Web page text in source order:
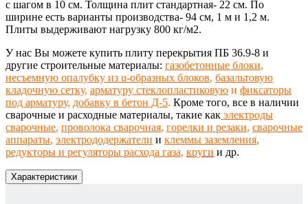
с шагом в 10 см. Толщина плит стандартная- 22 см. По
ширине есть варианты производства- 94 см, 1 м и 1,2 м.
Плиты выдерживают нагрузку 800 кг/м2.
У нас Вы можете купить плиту перекрытия ПБ 36.9-8 и
другие строительные материалы: газобетонные блоки,
несъемную опалубку из u-образных блоков, базальтовую
кладочную сетку, арматуру стеклопластиковую и фиксаторы
под арматуру, добавку в бетон Д-5. Кроме того, все в наличии
сварочные и расходные материалы, такие как электроды
сварочные, проволока сварочная, горелки и резаки, сварочные
аппараты, электрододержатели и клеммы заземления,
редукторы и регуляторы расхода газа, круги и др.
Характеристики